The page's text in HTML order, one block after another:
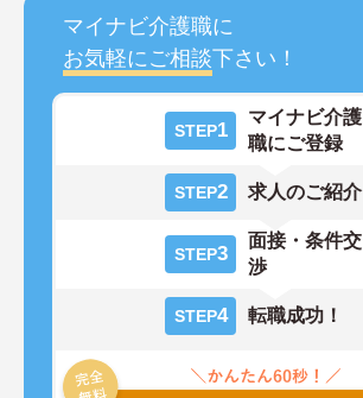
マイナビ介護職に
お気軽にご相談下さい！
STEP1
マイナビ介護
職にご登録
STEP2 求人のご紹介
STEP3
面接・条件交
渉
STEP4 転職成功！